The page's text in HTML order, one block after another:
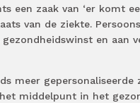
een zaak van ‘er komt
van de ziekte.
en aan
meer gepersonaliseerde
middelpunt in het